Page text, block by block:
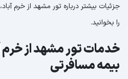
جزئیات بیشتر درباره تور مشهد از خرم
را بخوانید.
خدمات تور مشهد از خرم
بیمه مسافرتی